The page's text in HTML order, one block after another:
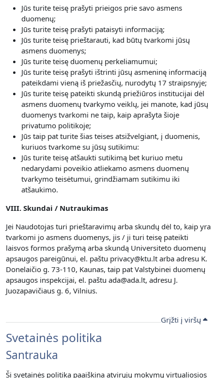
Jūs turite teisę prašyti prieigos prie savo asmens
duomenų;
Jūs turite teisę prašyti pataisyti informaciją;
Jūs turite teisę prieštarauti, kad būtų tvarkomi jūsų
asmens duomenys;
Jūs turite teisę duomenų perkeliamumui;
Jūs turite teisę prašyti ištrinti jūsų asmeninę informaciją
pateikdami vieną iš priežasčių, nurodytų 17 straipsnyje;
Jūs turite teisę pateikti skundą priežiūros institucijai dėl
asmens duomenų tvarkymo veiklų, jei manote, kad jūsų
duomenys tvarkomi ne taip, kaip aprašyta šioje
privatumo politikoje;
Jūs taip pat turite šias teises atsižvelgiant, į duomenis,
kuriuos tvarkome su jūsų sutikimu:
Jūs turite teisę atšaukti sutikimą bet kuriuo metu
nedarydami poveikio atliekamo asmens duomenų
tvarkymo teisėtumui, grindžiamam sutikimu iki
atšaukimo.
VIII. Skundai / Nutraukimas
Jei Naudotojas turi prieštaravimų arba skundų dėl to, kaip yra
tvarkomi jo asmens duomenys, jis / ji turi teisę pateikti
laisvos formos prašymą arba skundą Universiteto duomenų
apsaugos pareigūnui, el. paštu privacy@ktu.lt arba adresu K.
Donelaičio g. 73-110, Kaunas, taip pat Valstybinei duomenų
apsaugos inspekcijai, el. paštu ada@ada.lt, adresu J.
Juozapavičiaus g. 6, Vilnius.
Grįžti į viršų
Svetainės politika
Santrauka
Ši svetainės politika paaiškina atvirųjų mokymų virtualiosios